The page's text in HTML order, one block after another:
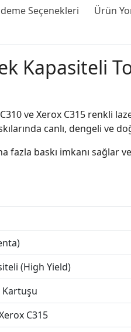
Seçenekleri Ürün
Kapasiteli
ve Xerox C315 renkli
canlı, dengeli ve
baskı imkanı sağlar
(High Yield)
C315